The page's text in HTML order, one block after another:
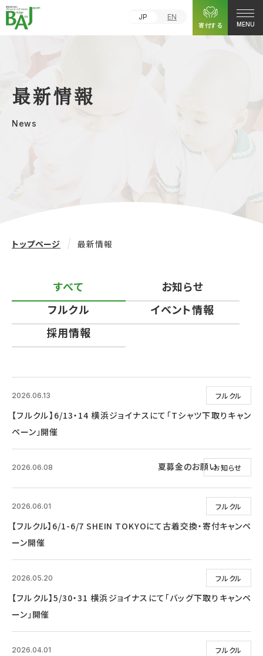
JP
EN
寄付する
MENU
最新情報
News
トップページ 最新情報
すべて
お知らせ
フルクル
イベント情報
採用情報
フルクル
2026.06.13
【フルクル】6/13・14 横浜ジョイナスにて「Tシャツ下取りキャン
ペーン」開催
お知らせ
2026.06.08 夏募金のお願い
フルクル
2026.06.01
【フルクル】6/1-6/7 SHEIN TOKYOにて古着交換・寄付キャンペ
ーン開催
フルクル
2026.05.20
【フルクル】5/30・31 横浜ジョイナスにて「バッグ下取りキャンペ
ーン」開催
フルクル
2026.04.01